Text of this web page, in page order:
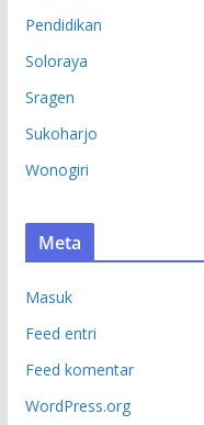
Pendidikan
Soloraya
Sragen
Sukoharjo
Wonogiri
Meta
Masuk
Feed entri
Feed komentar
WordPress.org